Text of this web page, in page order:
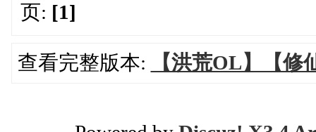
页: [1]
查看完整版本: 【洪荒OL】【修